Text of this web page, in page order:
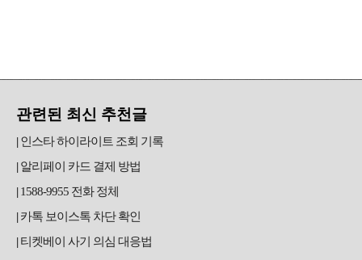
관련된 최신 추천글
인스타 하이라이트 조회 기록
알리페이 카드 결제 방법
1588-9955 전화 정체
카톡 보이스톡 차단 확인
티켓베이 사기 의심 대응법